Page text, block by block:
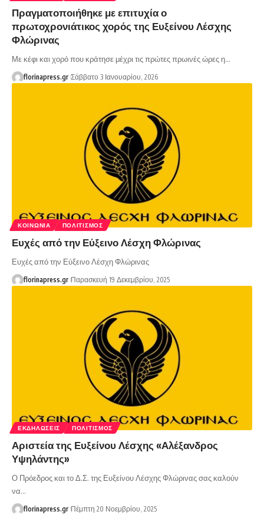
Πραγματοποιήθηκε με επιτυχία ο
πρωτοχρονιάτικος χορός της Ευξείνου Λέσχης
Φλώρινας
Με κέφι και χορό που κράτησε μέχρι τις πρώτες πρωινές ώρες η…
florinapress.gr Σάββατο 3 Ιανουαρίου, 2026
ΚΟΙΝΩΝΊΑ ΠΟΛΙΤΙΣΜΌΣ
Ευχές από την Εύξεινο Λέσχη Φλώρινας
Ευχές από την Εύξεινο Λέσχη Φλώρινας
florinapress.gr Παρασκευή 19 Δεκεμβρίου, 2025
ΕΚΔΗΛΏΣΕΙΣ ΠΟΛΙΤΙΣΜΌΣ
Αριστεία της Ευξείνου Λέσχης «Αλέξανδρος
Υψηλάντης»
Ο Πρόεδρος και το Δ.Σ. της Ευξείνου Λέσχης Φλώρινας σας καλούν
να…
florinapress.gr Πέμπτη 20 Νοεμβρίου, 2025